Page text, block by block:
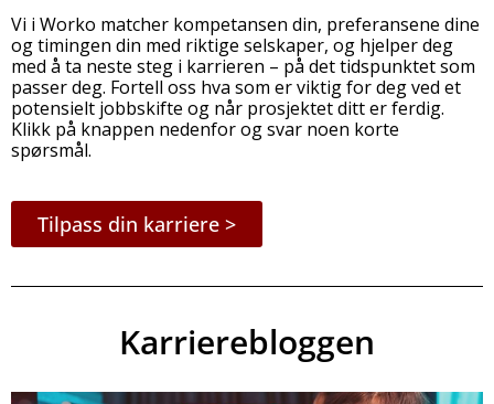
Vi i Worko matcher kompetansen din, preferansene dine
og timingen din med riktige selskaper, og hjelper deg
med å ta neste steg i karrieren – på det tidspunktet som
passer deg. Fortell oss hva som er viktig for deg ved et
potensielt jobbskifte og når prosjektet ditt er ferdig.
Klikk på knappen nedenfor og svar noen korte
spørsmål.
Tilpass din karriere >
Karrierebloggen